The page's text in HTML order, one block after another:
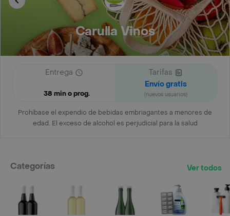
Carulla Vinos
Entrega
38 min o prog.
Tarifas
Envío gratis
(nuevos usuarios)
Prohíbase el expendio de bebidas embriagantes a menores de
edad. El exceso de alcohol es perjudicial para la salud
Categorías Ver todos